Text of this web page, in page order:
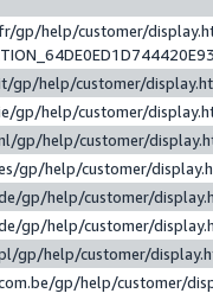
gp/help/customer/
gp/help/customer/
gp/help/customer/
gp/help/customer/
gp/help/customer/
gp/help/customer/
gp/help/customer/
gp/help/customer/
gp/help/customer/